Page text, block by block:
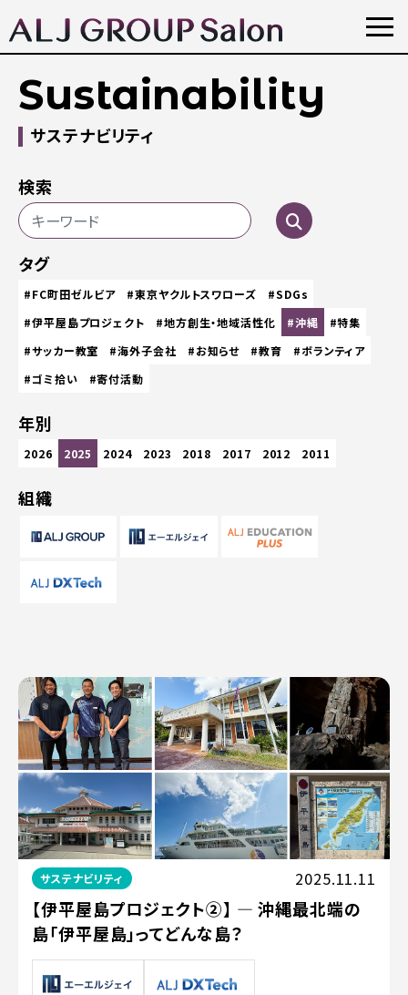
Sustainability
サステナビリティ
検索
タグ
#FC町田ゼルビア #東京ヤクルトスワローズ
#SDGs
#伊平屋島プロジェクト
#地方創生・地域活性化 #沖縄
#特集
#サッカー教室
#海外子会社 #お知らせ #教育
#ボランティア
#ゴミ拾い
#寄付活動
年別
2026 2025 2024 2023 2018 2017 2012 2011
組織
サステナビリティ 2025.11.11
【伊平屋島プロジェクト②】 ― 沖縄最北端の
島「伊平屋島」ってどんな島？